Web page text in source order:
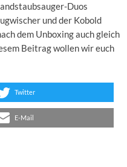
Duos
und der Kobold
dem Unboxing auch gleich
Beitrag wollen wir euch
Twitter
E-Mail